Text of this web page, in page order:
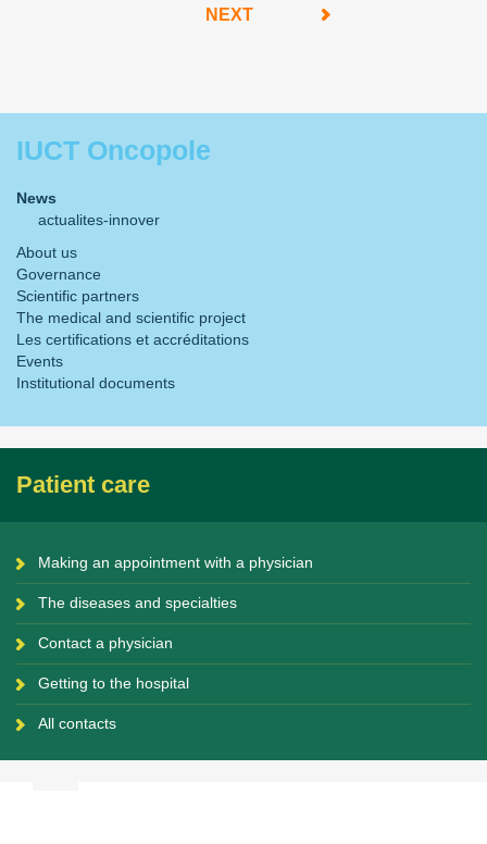
NEXT
IUCT Oncopole
News
actualites-innover
About us
Governance
Scientific partners
The medical and scientific project
Les certifications et accréditations
Events
Institutional documents
Patient care
Making an appointment with a physician
The diseases and specialties
Contact a physician
Getting to the hospital
All contacts